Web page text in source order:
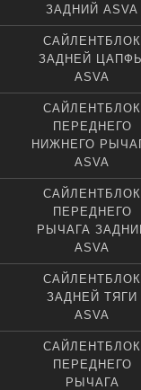
ЗАДНИЙ ASVA
САЙЛЕНТБЛОК
ЗАДНЕЙ
ASVA
САЙЛЕНТБЛОК
ПЕРЕДНЕГО
НИЖНЕГО
ASVA
САЙЛЕНТБЛОК
ПЕРЕДНЕГО
РЫЧАГА
ASVA
САЙЛЕНТБЛОК
ЗАДНЕЙ ТЯГИ
ASVA
САЙЛЕНТБЛОК
ПЕРЕДНЕГО
РЫЧАГА